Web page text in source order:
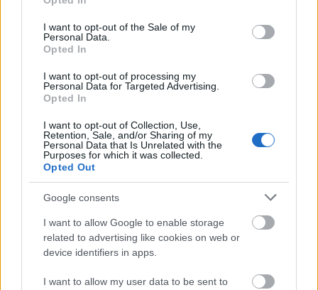
use your data for below specified purposes in below Google
consent section.
I want to opt-out of the Sale of my
Personal Data.
Opted In
I want to opt-out of processing my
Personal Data for Targeted Advertising.
Opted In
I want to opt-out of Collection, Use,
Retention, Sale, and/or Sharing of my
Personal Data that Is Unrelated with the
Purposes for which it was collected.
Opted Out
Google consents
I want to allow Google to enable storage
related to advertising like cookies on web or
device identifiers in apps.
I want to allow my user data to be sent to
„Csonka évadot zárni nem felemelő
érzés"
mtothorsi•2020. július 15.
Megtartotta évadzáró társulati ülését a Tomcsa
Sándor Színház. A világjárvány próbára tette az